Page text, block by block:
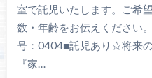
室で託児いたします。ご希
数・年齢をお伝えください
号：0404■託児あり☆将来
『家…